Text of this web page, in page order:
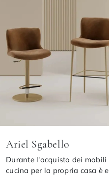
Ariel Sgabello
Durante l'acquisto dei mobili
cucina per la propria casa è